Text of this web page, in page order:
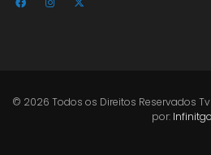
© 2026 Todos os Direitos Reservados
por: Infinitgo